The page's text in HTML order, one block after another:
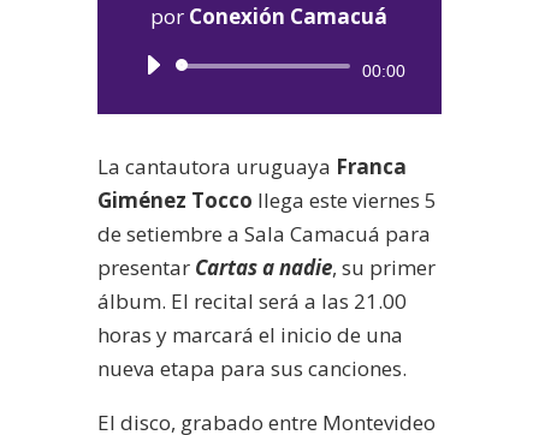
por Conexión Camacuá
Reproductor
00:00
La cantautora uruguaya Franca
Giménez Tocco llega este viernes 5
de setiembre a Sala Camacuá para
presentar Cartas a nadie, su primer
álbum. El recital será a las 21.00
horas y marcará el inicio de una
nueva etapa para sus canciones.
El disco, grabado entre Montevideo